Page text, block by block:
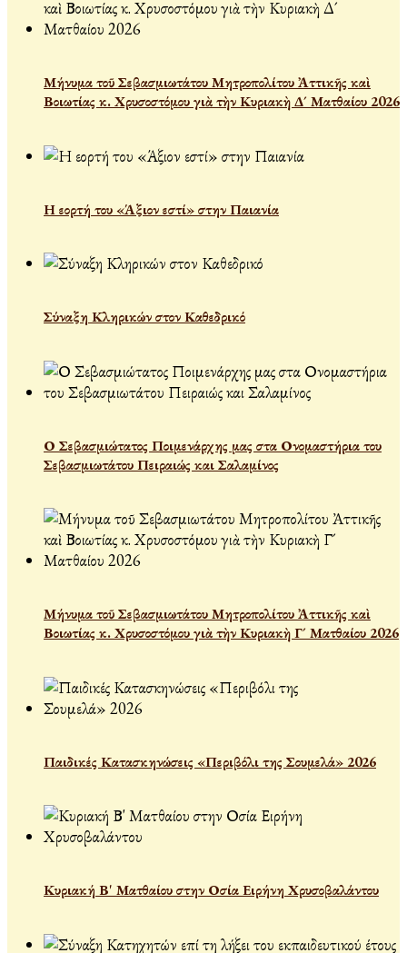
Μήνυμα τοῦ Σεβασμιωτάτου Μητροπολίτου Ἀττικῆς καὶ
Βοιωτίας κ. Χρυσοστόμου γιὰ τὴν Κυριακὴ Δ´ Ματθαίου 2026
Η εορτή του «Άξιον εστί» στην Παιανία
Σύναξη Κληρικών στον Καθεδρικό
Ο Σεβασμιώτατος Ποιμενάρχης μας στα Ονομαστήρια του
Σεβασμιωτάτου Πειραιώς και Σαλαμίνος
Μήνυμα τοῦ Σεβασμιωτάτου Μητροπολίτου Ἀττικῆς καὶ
Βοιωτίας κ. Χρυσοστόμου γιὰ τὴν Κυριακὴ Γ´ Ματθαίου 2026
Παιδικές Κατασκηνώσεις «Περιβόλι της Σουμελά» 2026
Κυριακή Β' Ματθαίου στην Οσία Ειρήνη Χρυσοβαλάντου